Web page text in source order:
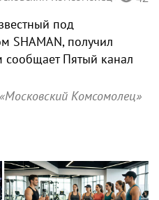
под
SHAMAN, получил
сообщает Пятый канал
«Московский Комсомолец»